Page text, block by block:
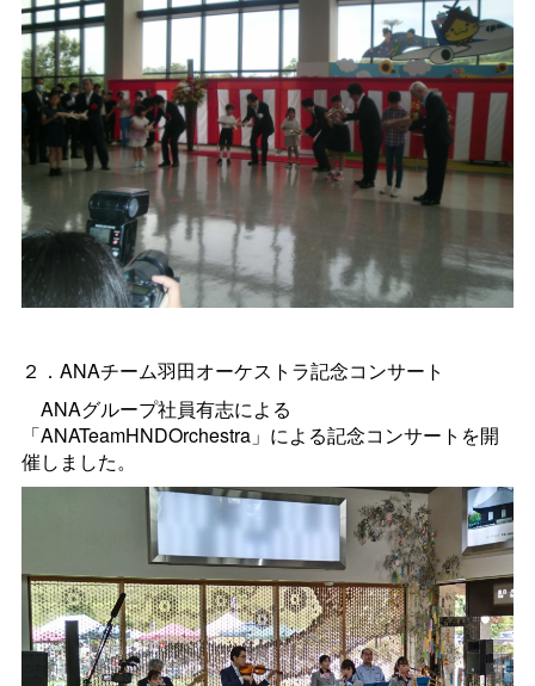
２．ANAチーム羽田オーケストラ記念コンサート
ANAグループ社員有志による
「ANATeamHNDOrchestra」による記念コンサートを開
催しました。